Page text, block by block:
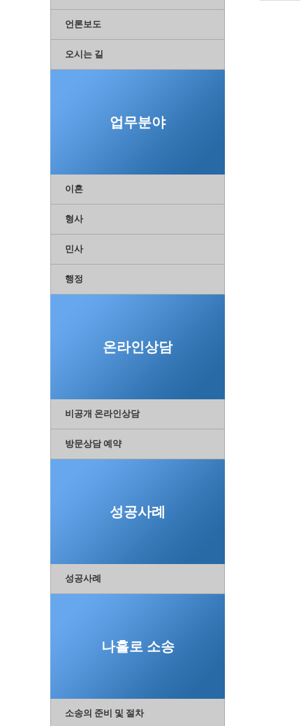
언론보도
오시는 길
업무분야
이혼
형사
민사
행정
온라인상담
비공개 온라인상담
방문상담 예약
성공사례
성공사례
나홀로 소송
소송의 준비 및 절차